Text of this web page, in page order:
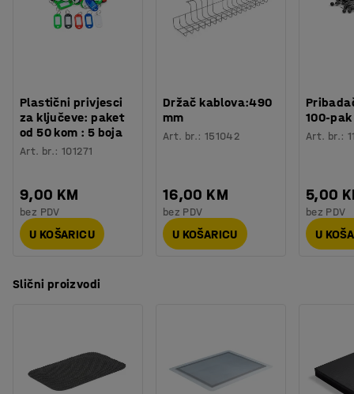
atraktivni izgled. Podlogu je lako očistiti i uskladiti s
stojite na mjestu, poboljšava cirkulaciju i pomaže vam
da se duže koncentrirate. Podloga ublažava pritisak u
leđima i koljenima, tako da se osjećate ugodno kad radite
stojeći.
Plastični privjesci
za ključeve: paket
od 50 kom : 5 boja
Art. br.:101271
9,00 KM
bez PDV
U KOŠARICU
Držač kablova:490
mm
Art. br.: 151042
16,00 KM
bez PDV
U KOŠARICU
100-pak
Art. br.:
5,00
bez PDV
U
Slični proizvodi